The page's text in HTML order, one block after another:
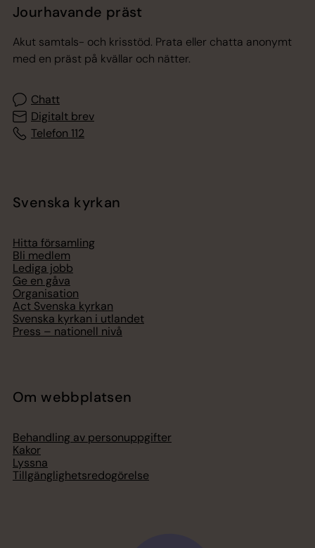
Jourhavande präst
Akut samtals- och krisstöd. Prata eller chatta anonymt
med en präst på kvällar och nätter.
Chatt
Digitalt brev
Telefon 112
Svenska kyrkan
Hitta församling
Bli medlem
Lediga jobb
Ge en gåva
Organisation
Act Svenska kyrkan
Svenska kyrkan i utlandet
Press – nationell nivå
Om webbplatsen
Behandling av personuppgifter
Kakor
Lyssna
Tillgänglighetsredogörelse